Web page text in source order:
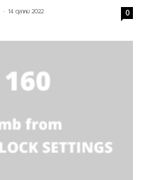
- 14 ตุลาคม 2022 0